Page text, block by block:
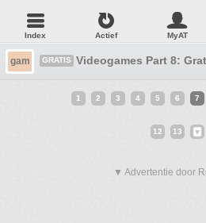
Index Actief MyAT
gam GRATIS Videogames Part 8:
1 2 3 4 5 6 7
12 13
▼ Advertentie door